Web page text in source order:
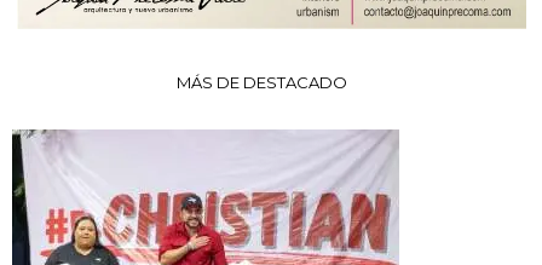
MÁS DE DESTACADO